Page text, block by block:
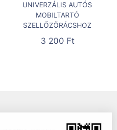
UNIVERZÁLIS AUTÓS
MOBILTARTÓ
SZELLŐZŐRÁCSHOZ
3 200 Ft